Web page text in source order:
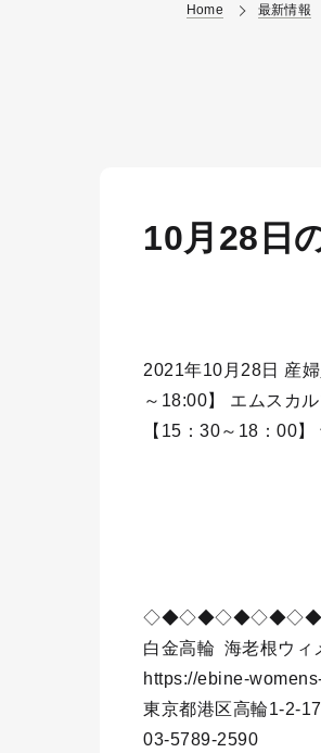
Home 最新情報
10月28日
2021年10月28日 産
～18:00】 エムスカ
【15：30～18：00
白金高輪 海老根ウィ
https://ebine-
東京都港区高輪1-2-
03-5789-2590